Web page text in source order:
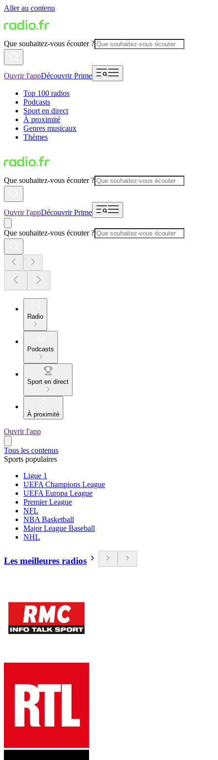
Aller au contenu
Que souhaitez-vous écouter ?
Ouvrir l'appDécouvrir Prime
Top 100 radios
Podcasts
Sport en direct
À proximité
Genres musicaux
Thèmes
Que souhaitez-vous écouter ?
Ouvrir l'appDécouvrir Prime
Que souhaitez-vous écouter ?
Radio
Podcasts
Sport en direct
À proximité
Ouvrir l'app
Tous les contenus
Sports populaires
Ligue 1
UEFA Champions League
UEFA Europa League
Premier League
NFL
NBA Basketball
Major League Baseball
NHL
Les meilleures radios